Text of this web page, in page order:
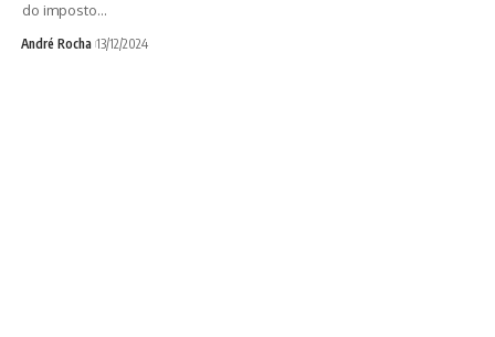
do imposto…
André Rocha 13/12/2024